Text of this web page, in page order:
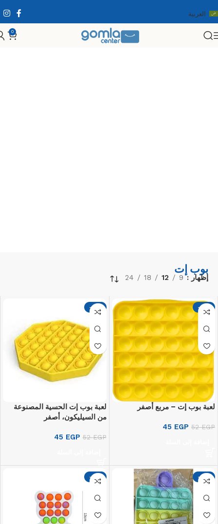
العربية
0
الرئيسية أخرى بوب إت
بوب إت
إظهار 9
12
18
24
-13%
لعبة بوب إت – مربع أصفر
52EGP
45 EGP
-13%
لعبة بوب إت الحسية المصنوعة
من السيليكون، أصفر
52EGP
45 EGP
-13%
-13%